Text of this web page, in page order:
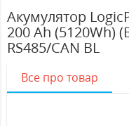
Акумулятор
200 Ah (5120Wh)
RS485/CAN BL
Все про товар